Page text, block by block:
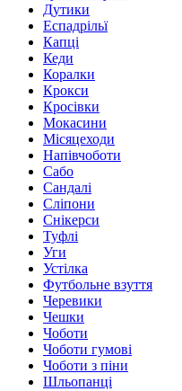
Дутики
Еспадрільї
Капці
Кеди
Коралки
Крокси
Кросівки
Мокасини
Місяцеходи
Напівчоботи
Сабо
Сандалі
Сліпони
Снікерси
Туфлі
Уги
Устілка
Футбольне взуття
Черевики
Чешки
Чоботи
Чоботи гумові
Чоботи з піни
Шльопанці